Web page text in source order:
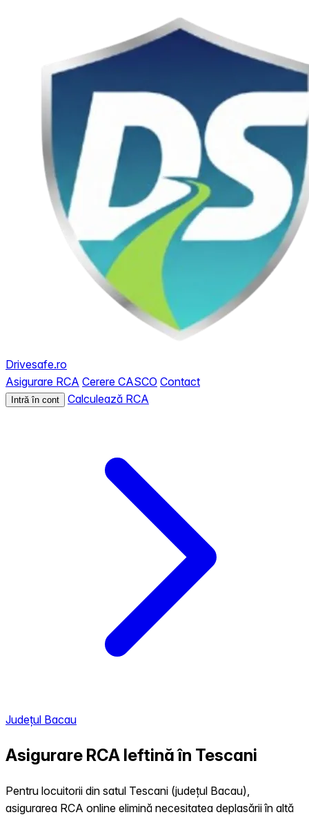
Drivesafe.ro
Asigurare RCA Cerere CASCO Contact
Intră în cont Calculează RCA
Județul Bacau
Asigurare RCA Ieftină în Tescani
Pentru locuitorii din satul Tescani (județul Bacau),
asigurarea RCA online elimină necesitatea deplasării în altă